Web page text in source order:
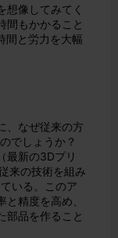
想像してみてく
間もかかること
間と労力を大幅
、なぜ従来の方
でしょうか？
最新の3Dプリ
来の技術を組み
いる。このア
精度を高め、
部品を作ること